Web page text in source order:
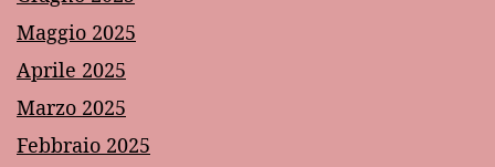
Maggio 2025
Aprile 2025
Marzo 2025
Febbraio 2025